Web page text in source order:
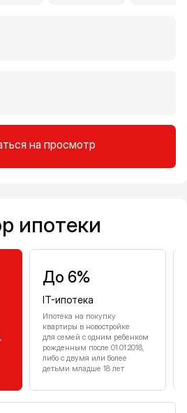
на просмотр
ипотеки
До 6%
IT-ипотека
Ипотека на покупку
квартиры в новостройке
для семей с одним ребенком
рожденным после 01.01.2018,
либо с двумя или более
детьми младше 18 лет